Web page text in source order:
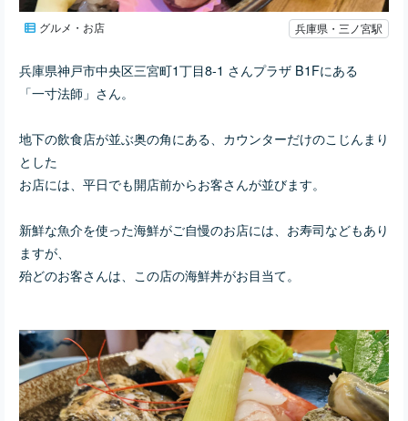
グルメ・お店 兵庫県・三ノ宮駅
兵庫県神戸市中央区三宮町1丁目8-1 さんプラザ B1Fにある
「一寸法師」さん。
地下の飲食店が並ぶ奥の角にある、カウンターだけのこじんまり
とした
お店には、平日でも開店前からお客さんが並びます。
新鮮な魚介を使った海鮮がご自慢のお店には、お寿司などもあり
ますが、
殆どのお客さんは、この店の海鮮丼がお目当て。